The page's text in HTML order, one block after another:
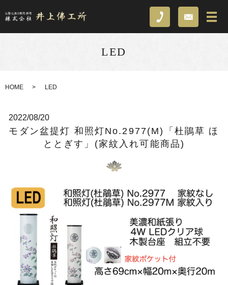
LED
HOME LED
2022/08/20
モダン盆提灯 和照灯No.2977(M)「杜鵑草 ほ
ととぎす」(家紋入れ可能商品)